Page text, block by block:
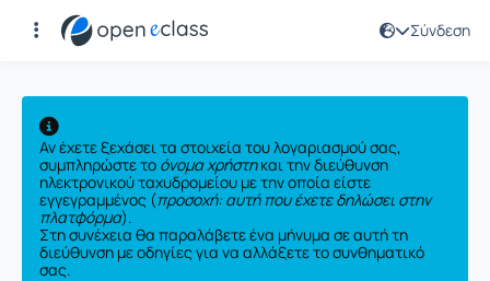
Σύνδεση
Ορισμός νέου συνθηματικού
Αν έχετε ξεχάσει τα στοιχεία του λογαριασμού σας,
συμπληρώστε το όνομα χρήστηκαι την διεύθυνση
ηλεκτρονικού ταχυδρομείου με την οποία είστε
εγγεγραμμένος (προσοχή: αυτή που έχετε δηλώσει στην
πλατφόρμα).
Στη συνέχεια θα παραλάβετε ένα μήνυμα σε αυτή τη
διεύθυνση με οδηγίες για να αλλάξετε το συνθηματικό
σας.